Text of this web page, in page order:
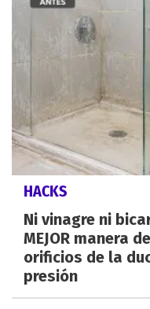
HACKS
Ni vinagre ni
MEJOR manera
orificios de la
presión